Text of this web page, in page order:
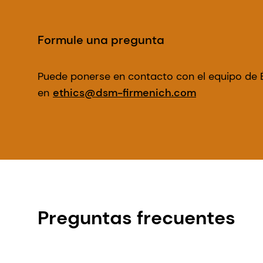
Formule una pregunta
Puede ponerse en contacto con el equipo de
en ethics@dsm-firmenich.com
Preguntas frecuentes